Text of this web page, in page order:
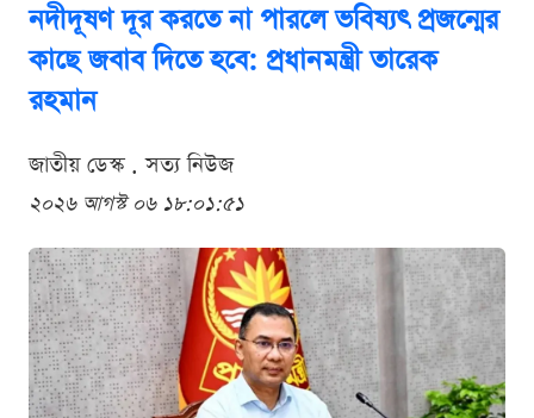
নদীদূষণ দূর করতে না পারলে ভবিষ্যৎ প্রজন্মের
কাছে জবাব দিতে হবে: প্রধানমন্ত্রী তারেক
রহমান
জাতীয় ডেস্ক . সত্য নিউজ
২০২৬ আগস্ট ০৬ ১৮:০১:৫১